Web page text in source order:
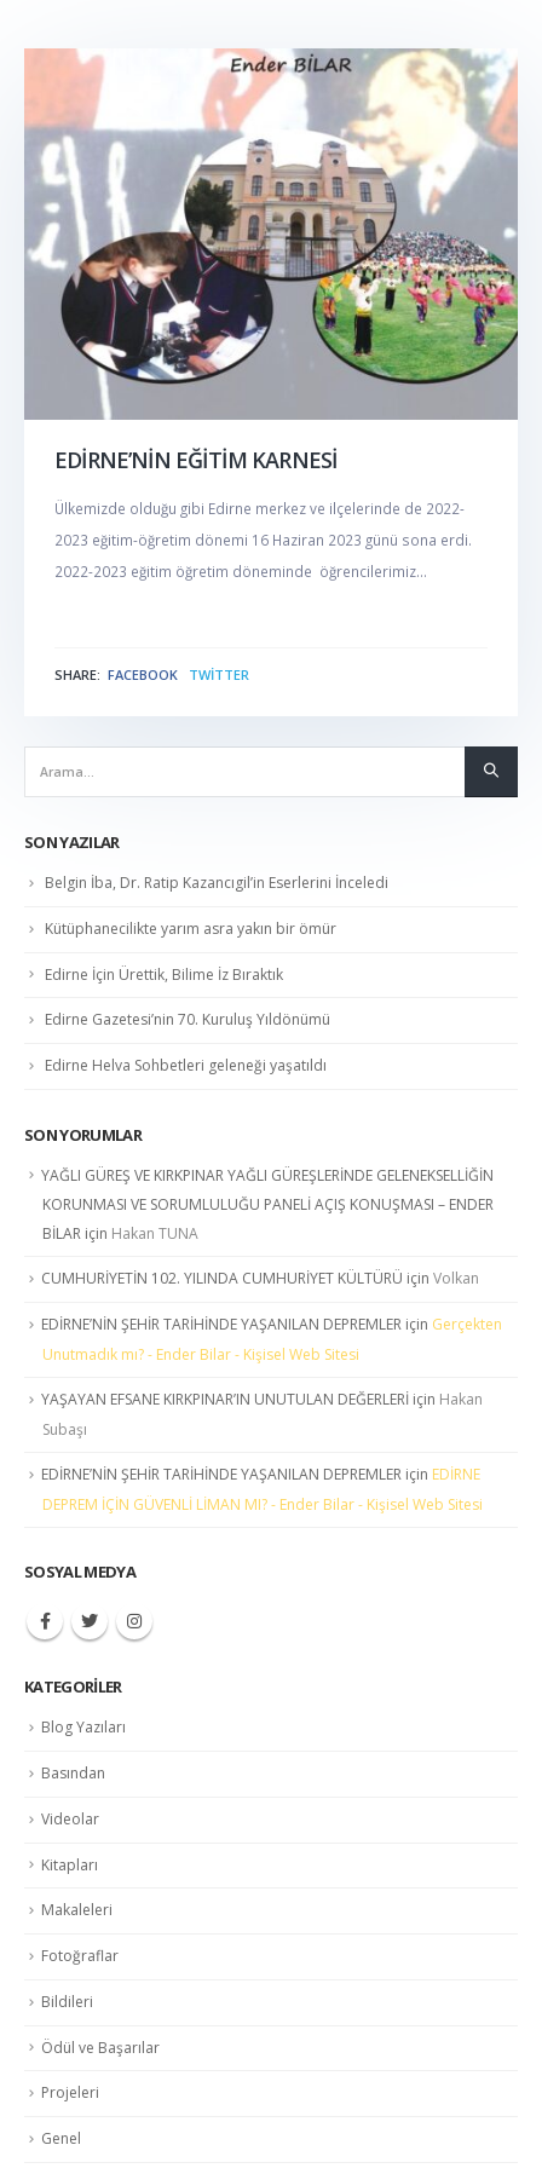
EDİRNE’NİN EĞİTİM KARNESİ
Ülkemizde olduğu gibi Edirne merkez ve ilçelerinde de 2022-
2023 eğitim-öğretim dönemi 16 Haziran 2023 günü sona erdi.
2022-2023 eğitim öğretim döneminde öğrencilerimiz...
SHARE: FACEBOOK TWITTER
SON YAZILAR
Belgin İba, Dr. Ratip Kazancıgil’in Eserlerini İnceledi
Kütüphanecilikte yarım asra yakın bir ömür
Edirne İçin Ürettik, Bilime İz Bıraktık
Edirne Gazetesi’nin 70. Kuruluş Yıldönümü
Edirne Helva Sohbetleri geleneği yaşatıldı
SON YORUMLAR
YAĞLI GÜREŞ VE KIRKPINAR YAĞLI GÜREŞLERİNDE GELENEKSELLİĞİN
KORUNMASI VE SORUMLULUĞU PANELİ AÇIŞ KONUŞMASI – ENDER
BİLAR için Hakan TUNA
CUMHURİYETİN 102. YILINDA CUMHURİYET KÜLTÜRÜ için Volkan
EDİRNE’NİN ŞEHİR TARİHİNDE YAŞANILAN DEPREMLER için Gerçekten
Unutmadık mı? - Ender Bilar - Kişisel Web Sitesi
YAŞAYAN EFSANE KIRKPINAR’IN UNUTULAN DEĞERLERİ için Hakan
Subaşı
EDİRNE’NİN ŞEHİR TARİHİNDE YAŞANILAN DEPREMLER için EDİRNE
DEPREM İÇİN GÜVENLİ LİMAN MI? - Ender Bilar - Kişisel Web Sitesi
SOSYAL MEDYA
KATEGORILER
Blog Yazıları
Basından
Videolar
Kitapları
Makaleleri
Fotoğraflar
Bildileri
Ödül ve Başarılar
Projeleri
Genel